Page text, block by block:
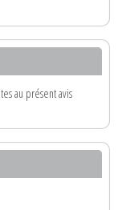
au présent avis